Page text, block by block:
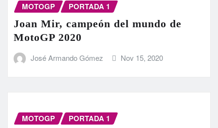
MOTOGP PORTADA 1
Joan Mir, campeón del mundo de
MotoGP 2020
José Armando Gómez Nov 15, 2020
MOTOGP PORTADA 1